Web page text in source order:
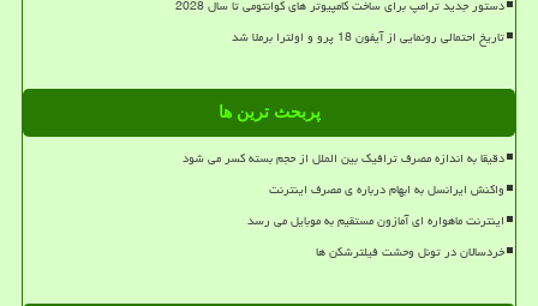
دستور جدید ترامپ برای ساخت کامپیوتر های کوانتومی تا سال 2028
تاریخ احتمالی رونمایی از آیفون 18 پرو و اولترا برملا شد
پربحث ترین ها
دقیقا به اندازه مصرف ترافیک بین الملل از حجم بسته کسر می شود
واکنش ایرانسل به ابهام درباره ی مصرف اینترنت
اینترنت ماهواره ای آمازون مستقیم به موبایل می رسد
خردسالان در تونل وحشت فیلترشکن ها